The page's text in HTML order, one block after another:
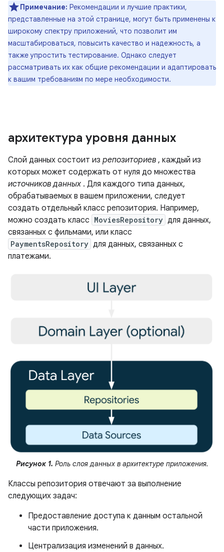
Примечание: Рекомендации и лучшие практики,
представленные на этой странице, могут быть применены к
широкому спектру приложений, что позволит им
масштабироваться, повысить качество и надежность, а
также упростить тестирование. Однако следует
рассматривать их как общие рекомендации и адаптировать
к вашим требованиям по мере необходимости.
архитектура уровня данных
Слой данных состоит из репозиториев , каждый из
которых может содержать от нуля до множества
источников данных . Для каждого типа данных,
обрабатываемых в вашем приложении, следует
создать отдельный класс репозитория. Например,
можно создать класс MoviesRepository для данных,
связанных с фильмами, или класс
PaymentsRepository для данных, связанных с
платежами.
Рисунок 1. Роль слоя данных в архитектуре приложения.
Классы репозитория отвечают за выполнение
следующих задач:
Предоставление доступа к данным остальной
части приложения.
Централизация изменений в данных.